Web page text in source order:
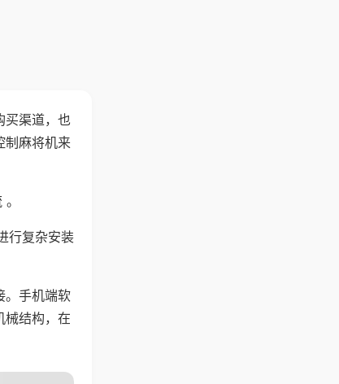
买渠道，也
制麻将机来
行复杂安装
。手机端软
械结构，在